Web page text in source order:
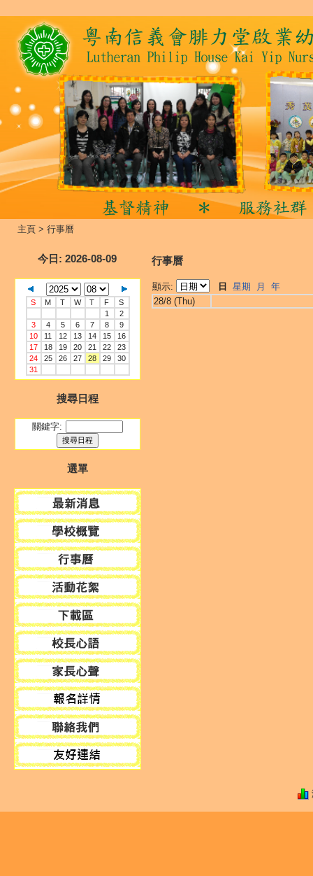
主頁 > 行事曆
今日 : 2026-08-09
S M T W T F
S
1
2
3
4 5 6 7 8
9
10
11 12 13 14 15
16
17
18 19 20 21 22
23
24
25 26 27 28 29
30
31
搜尋日程
關鍵字:
選單
行事曆
顯示: 日 星期 月
年
28/8 (Thu)